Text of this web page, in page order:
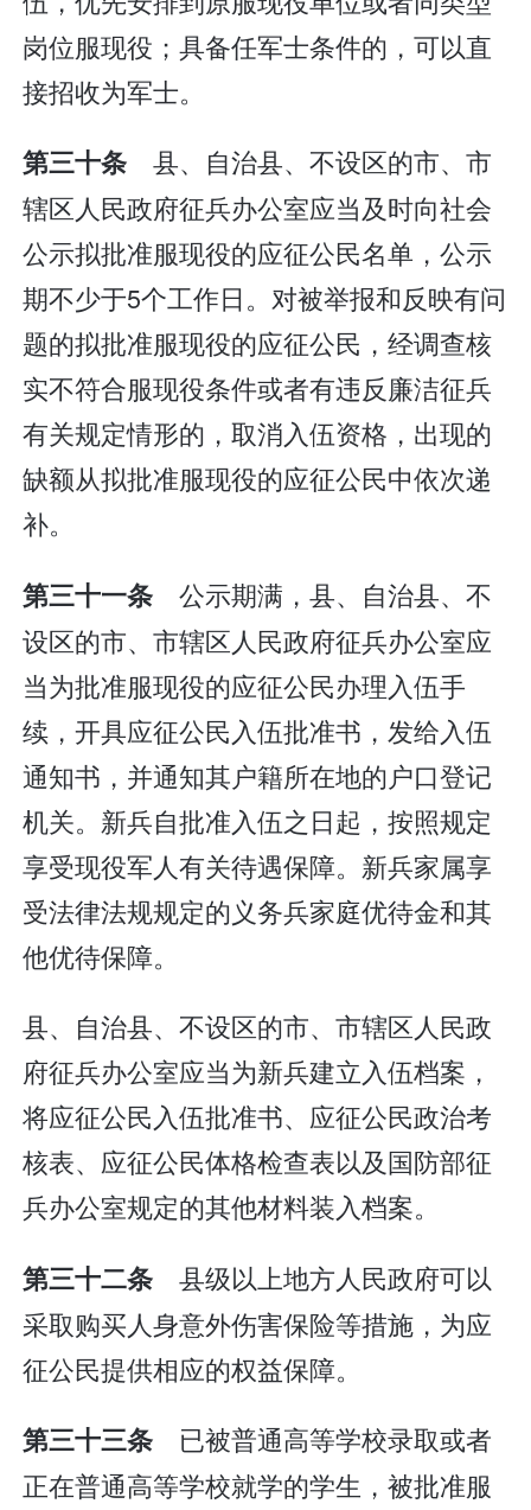
岗位服现役；具备任军士条件的，可以直
接招收为军士。
第三十条 县、自治县、不设区的市、市
辖区人民政府征兵办公室应当及时向社会
公示拟批准服现役的应征公民名单，公示
期不少于5个工作日。对被举报和反映有问
题的拟批准服现役的应征公民，经调查核
实不符合服现役条件或者有违反廉洁征兵
有关规定情形的，取消入伍资格，出现的
缺额从拟批准服现役的应征公民中依次递
补。
第三十一条 公示期满，县、自治县、不
设区的市、市辖区人民政府征兵办公室应
当为批准服现役的应征公民办理入伍手
续，开具应征公民入伍批准书，发给入伍
通知书，并通知其户籍所在地的户口登记
机关。新兵自批准入伍之日起，按照规定
享受现役军人有关待遇保障。新兵家属享
受法律法规规定的义务兵家庭优待金和其
他优待保障。
县、自治县、不设区的市、市辖区人民政
府征兵办公室应当为新兵建立入伍档案，
将应征公民入伍批准书、应征公民政治考
核表、应征公民体格检查表以及国防部征
兵办公室规定的其他材料装入档案。
第三十二条 县级以上地方人民政府可以
采取购买人身意外伤害保险等措施，为应
征公民提供相应的权益保障。
第三十三条 已被普通高等学校录取或者
正在普通高等学校就学的学生，被批准服